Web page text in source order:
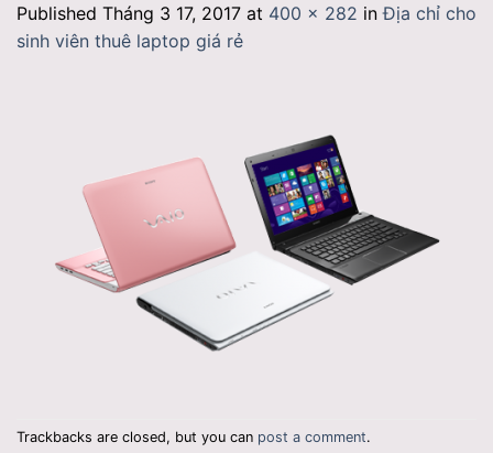
Published Tháng 3 17, 2017 at 400 × 282 inĐịa chỉ cho
sinh viên thuê laptop giá rẻ
Trackbacks are closed, but you can post a comment.